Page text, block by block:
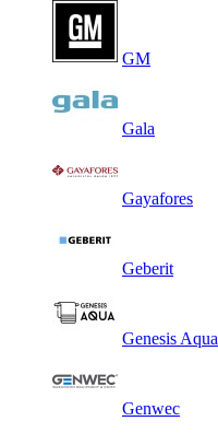
GM
Gala
Gayafores
Geberit
Genesis Aqua
Genwec